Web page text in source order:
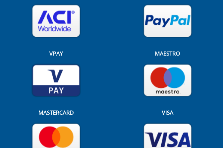
VPAY MAESTRO
MASTERCARD VISA